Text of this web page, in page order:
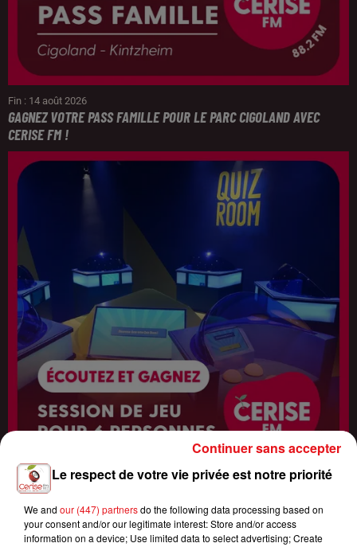
Fin : 14 août 2026
GAGNEZ VOTRE PASS FAMILLE POUR LE PARC CIGOLAND AVEC
CERISE FM !
Fin : 14 août 2026
ÉCOUTEZ CERISE FM ET GAGNEZ VOTRE SESSION DE JEU QUIZ
ROOM ENTRE...
Le respect de votre vie privée est notre priorité
We and our (447) partnersdo the following data processing based on
your consent and/or our legitimate interest: Store and/or access
information on a device; Use limited data to select advertising; Create
Continuer sans accepter